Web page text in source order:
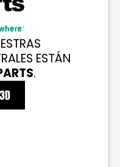
ESTÁN
.